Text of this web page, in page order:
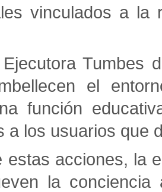
vinculados a la
Tumbes
el
función
a los usuarios que
estas acciones, la
la